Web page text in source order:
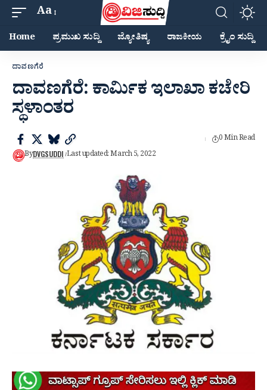
Aa
Home ಪ್ರಮುಖ ಸುದ್ದಿ ಜ್ಯೋತಿಷ್ಯ ರಾಜಕೀಯ ಕ್ರೈಂ ಸುದ್ದಿ
ದಾವಣಗೆರೆ
ದಾವಣಗೆರೆ: ಕಾರ್ಮಿಕ ಇಲಾಖಾ ಕಚೇರಿ
ಸ್ಥಳಾಂತರ
ByDVGSUDDI Last updated: March 5, 2022
0 Min Read